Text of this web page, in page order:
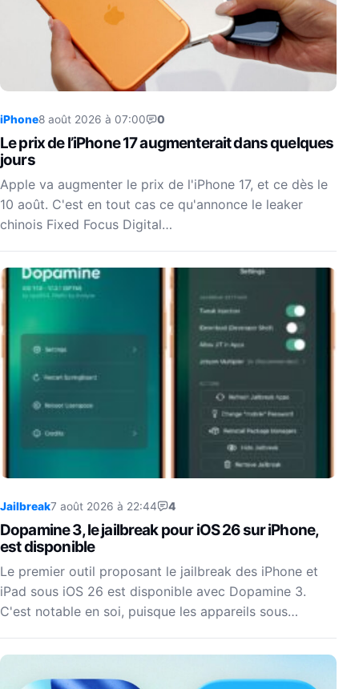
iPhone8 août 2026 à 07:00 0
Le prix de l’iPhone 17 augmenterait dans quelques
jours
Apple va augmenter le prix de l'iPhone 17, et ce dès le
10 août. C'est en tout cas ce qu'annonce le leaker
chinois Fixed Focus Digital…
Jailbreak7 août 2026 à 22:44 4
Dopamine 3, le jailbreak pour iOS 26 sur iPhone,
est disponible
Le premier outil proposant le jailbreak des iPhone et
iPad sous iOS 26 est disponible avec Dopamine 3.
C'est notable en soi, puisque les appareils sous…